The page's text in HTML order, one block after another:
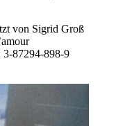
von Sigrid Groß
3-87294-898-9